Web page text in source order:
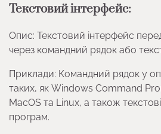
Текстовий інтерфейс:
Опис: Текстовий інтерфейс
через командний рядок або
Приклади: Командний рядок у
таких, як Windows Command
MacOS та Linux, а також
програм.